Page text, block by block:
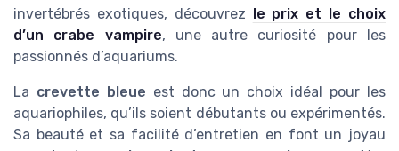
invertébrés exotiques, découvrez le prix et le choix
d’un crabe vampire, une autre curiosité pour les
passionnés d’aquariums.
La crevette bleue est donc un choix idéal pour les
aquariophiles, qu’ils soient débutants ou expérimentés.
Sa beauté et sa facilité d’entretien en font un joyau